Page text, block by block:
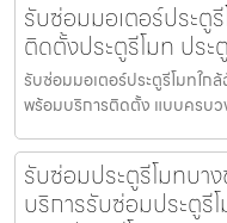
รับซ่อมมอเตอร์ประตู
ติดตั้งประตูรีโมท ประ
รับซ่อมมอเตอร์ประตูรีโมทใก
พร้อมบริการติดตั้ง แบบครบว
รับซ่อมประตูรีโมทบา
บริการรับซ่อมประตูรี